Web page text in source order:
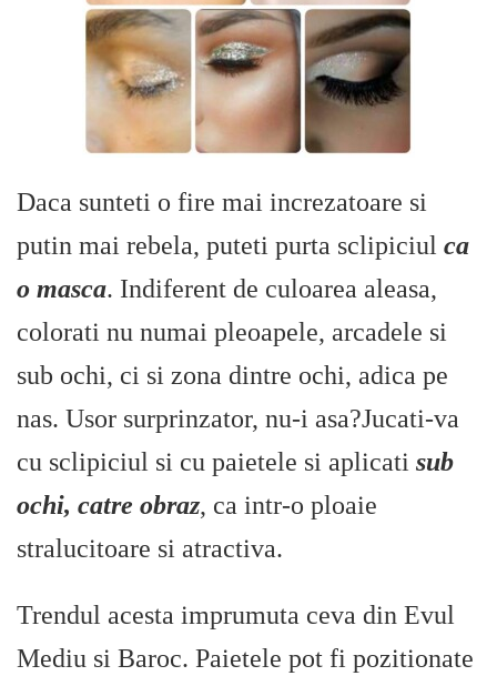
Daca sunteti o fire mai increzatoare si
putin mai rebela, puteti purta sclipiciul ca
o masca. Indiferent de culoarea aleasa,
colorati nu numai pleoapele, arcadele si
sub ochi, ci si zona dintre ochi, adica pe
nas. Usor surprinzator, nu-i asa?Jucati-va
cu sclipiciul si cu paietele si aplicati sub
ochi, catre obraz, ca intr-o ploaie
stralucitoare si atractiva.
Trendul acesta imprumuta ceva din Evul
Mediu si Baroc. Paietele pot fi pozitionate